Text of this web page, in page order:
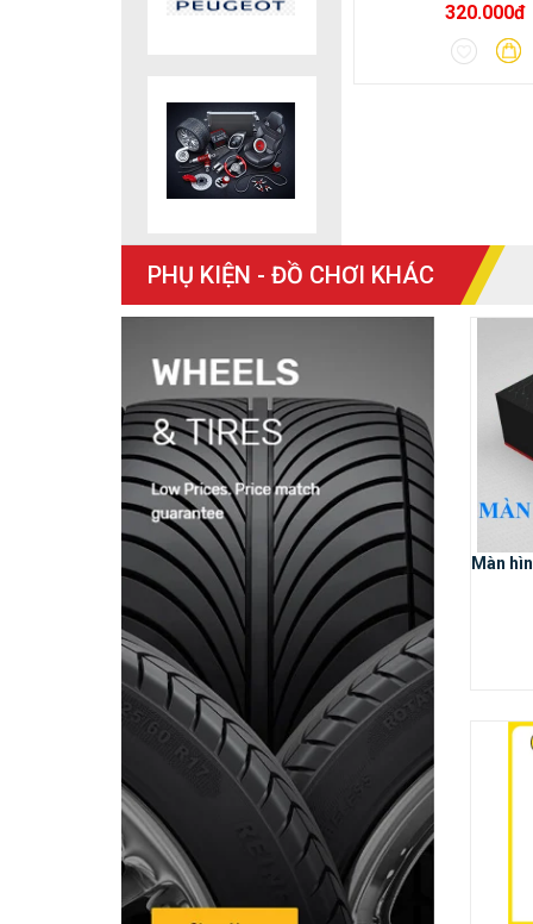
320.000đ
PHỤ KIỆN - ĐỒ CHƠI KHÁC
Màn